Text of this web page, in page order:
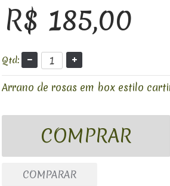
R$ 185,00
Qtd:
Arrano de rosas em box estilo
COMPARAR